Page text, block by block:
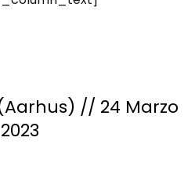
// 24 Marzo
2023